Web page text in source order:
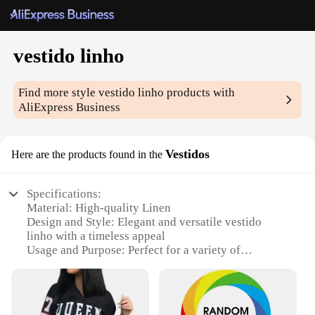
vestido linho
Find more stylevestido linho products with
AliExpress Business
Here are the products found in the Vestidos
Specifications:
Material: High-quality Linen
Design and Style: Elegant and versatile vestido
linho with a timeless appeal
Usage and Purpose: Perfect for a variety of
Type and Category: Fashionable wholesale vestidos
for vendors and suppliers
Performance and Property: Durable and